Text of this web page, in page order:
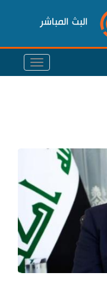
البث المباشر